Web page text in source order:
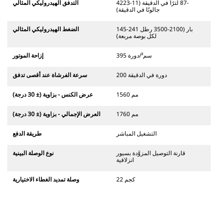
التدفق الهيدروليكي المثالي
42‏-87 لترًا في الدقيقة (11‏-23
جالونًا في الدقيقة)
الضغط الهيدروليكي المثالي
145-241 بار (2100-3500 رطل
لكل بوصة مربعة)
إزاحة الموتور 395 سم³/دورة
سرعة الفرشاة عند أقصى تدفق 200 دورة في الدقيقة
عرض الكنس - بزاوية (± 30 درجة) 1560 مم
العرض الإجمالي - بزاوية (± 30 درجة) 1760 مم
طريقة الدفع التشغيل المباشر
نوع الوصلة البينية
قارنة التوصيل المزوَّدة بسيور
انزلاقية
وصلة تمديد الغطاء الاختيارية 22 كجم